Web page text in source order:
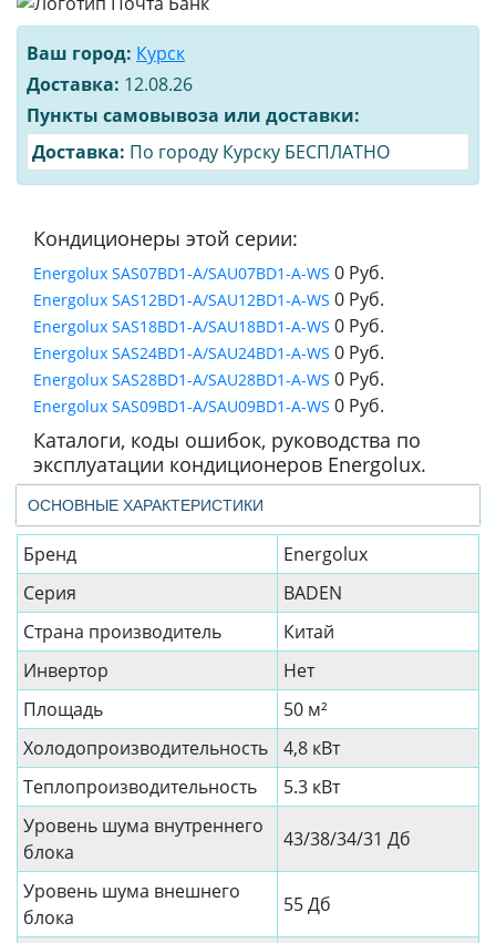
ОСНОВНЫЕ ХАРАКТЕРИСТИКИ
Бренд
Energolux
Серия
BADEN
Страна производитель
Китай
Инвертор
Нет
Площадь
50 м²
Холодопроизводительность
4,8 кВт
Теплопроизводительность
5.3 кВт
Уровень шума внутреннего
блока
43/38/34/31 Дб
Уровень шума внешнего
блока
55 Дб
Ваш город: Курск
Доставка: 12.08.26
Пункты самовывоза или доставки:
Доставка: По городу Курску БЕСПЛАТНО
Кондиционеры этой серии:
Energolux SAS07BD1-A/SAU07BD1-A-WS 0 Руб.
Energolux SAS12BD1-A/SAU12BD1-A-WS 0 Руб.
Energolux SAS18BD1-A/SAU18BD1-A-WS 0 Руб.
Energolux SAS24BD1-A/SAU24BD1-A-WS 0 Руб.
Energolux SAS28BD1-A/SAU28BD1-A-WS 0 Руб.
Energolux SAS09BD1-A/SAU09BD1-A-WS 0 Руб.
Каталоги, коды ошибок, руководства по
эксплуатации кондиционеров Energolux.